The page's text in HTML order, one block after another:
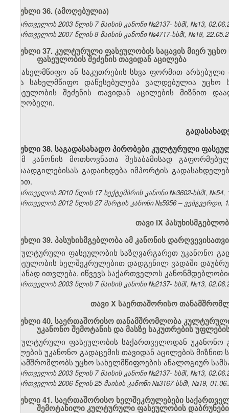
მუხლი 36. (ამოღებულია)
საქართველოს 2003 წლის 7 მაისის კანონი №2137- სსმI, №13,
საქართველოს 2007 წლის 8 მაისის კანონი №4717-სსმI, №18,
მუხლი 37. კულტურული ფასეულობის საცავის მიერ
ფასეულობის შეძენის თავიდან აცილება
სახელმწიფო ან საკუთრების სხვა ფორმით
სხვა სახელმწიფო დაწესებულება ვალდებულია
ფასეულობის შეძენის თავიდან აცილების მიზნით
მფლობელი.
მუხლი 38. საგადასახადო პირობები კულტურული
ამ კანონის მოთხოვნათა შესაბამისად
გადაადგილებისას გადაიხდება იმპორტის
წესით.
საქართველოს 2010 წლის 17 სექტემბრის კანონი №3602-სსმI, №54,
საქართველოს 2012 წლის 27 მარტის კანონი №5956 – ვებგვერდი,
თავი IX
მუხლი 39. პასუხისმგებლობა ამ კანონის
კულტურული ფასეულობის საზღვარგარეთ უკანონო
ფასეულობის ხელშეკრულებით დადგენილ ვადაში
გატანად ითვლება, იწვევს საქართველოს
საქართველოს 2003 წლის 7 მაისის კანონი №2137- სსმI, №13,
თავი X საერთაშორისო
მუხლი 40. საერთაშორისო თანამშრომლობა
უკანონო შემოტანის და მასზე საკუთრების
კულტურული ფასეულობის საქართველოდან უკანონო
უფლების უკანონო გადაცემის თავიდან აცილების
თანამშრომლობს უცხო სახელმწიფოების ანალოგიურ
საქართველოს 2003 წლის 7 მაისის კანონი №2137- სსმI, №13,
საქართველოს 2006 წლის 25 მაისის კანონი №3167-სსმI, №19,
მუხლი 41. საერთაშორისო ხელშეკრულებები
შემოტანილი კულტურული ფასეულობის